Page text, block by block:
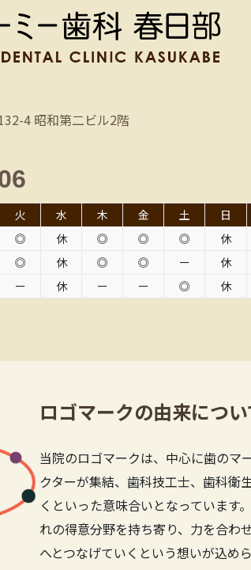
4 昭和第二ビル2階
火 水 木 金 土 日
◎ 休 ◎ ◎ ◎ 休
◎ 休 ◎ ◎ ー 休
ー 休 ー ー ◎ 休
ロゴマークの由来につい
当院のロゴマークは、中心に歯のマ
クターが集結、歯科技工士、歯科衛
くといった意味合いとなっています
れの得意分野を持ち寄り、力を合わ
へとつなげていくという想いが込め